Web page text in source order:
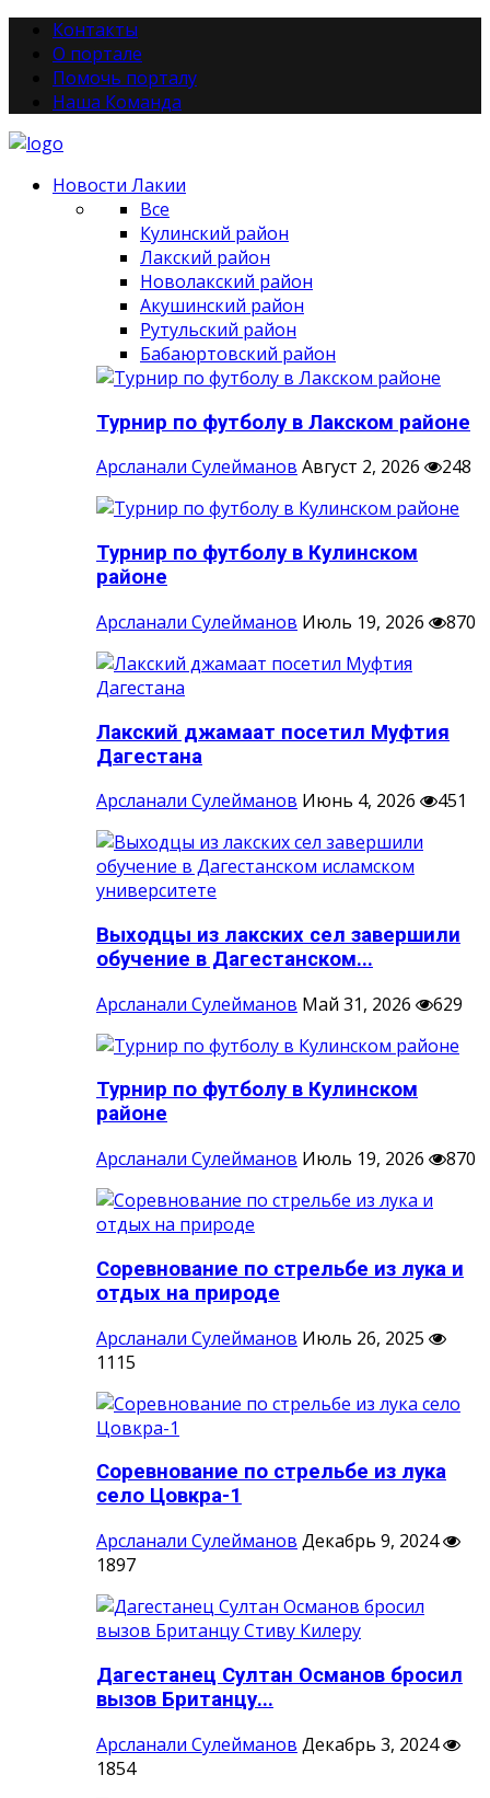
Контакты
О портале
Помочь порталу
Наша Команда
Новости Лакии
Все
Кулинский район
Лакский район
Новолакский район
Акушинский район
Рутульский район
Бабаюртовский район
Турнир по футболу в Лакском районе
Арсланали Сулейманов Август 2, 2026 248
Турнир по футболу в Кулинском
районе
Арсланали Сулейманов Июль 19, 2026 870
Лакский джамаат посетил Муфтия
Дагестана
Арсланали Сулейманов Июнь 4, 2026 451
Выходцы из лакских сел завершили
обучение в Дагестанском...
Арсланали Сулейманов Май 31, 2026 629
Турнир по футболу в Кулинском
районе
Арсланали Сулейманов Июль 19, 2026 870
Соревнование по стрельбе из лука и
отдых на природе
Арсланали Сулейманов Июль 26, 2025
1115
Соревнование по стрельбе из лука
село Цовкра-1
Арсланали Сулейманов Декабрь 9, 2024
1897
Дагестанец Султан Османов бросил
вызов Британцу...
Арсланали Сулейманов Декабрь 3, 2024
1854